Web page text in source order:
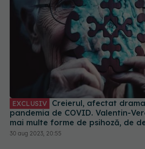
EXCLUSIV
pandemia de COVID. Valentin-
mai multe forme de psihoză, de
accelerare a unor fenomene care
30 aug 2023, 20:55